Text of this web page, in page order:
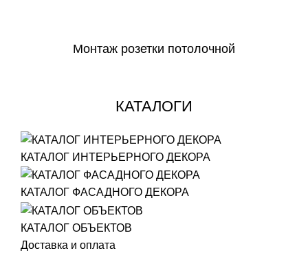
Монтаж розетки потолочной
КАТАЛОГИ
КАТАЛОГ ИНТЕРЬЕРНОГО ДЕКОРА
КАТАЛОГ ФАСАДНОГО ДЕКОРА
КАТАЛОГ ОБЪЕКТОВ
Доставка и оплата